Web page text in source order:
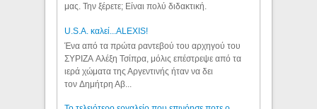
μας. Την ξέρετε; Είναι πολύ διδακτική.
U.S.A. καλεί...ALEXIS!
Ένα από τα πρώτα ραντεβού του αρχηγού του
ΣΥΡΙΖΑ Αλέξη Τσίπρα, μόλις επέστρεψε από τα
ιερά χώματα της Αργεντινής ήταν να δει
τον Δημήτρη Αβ...